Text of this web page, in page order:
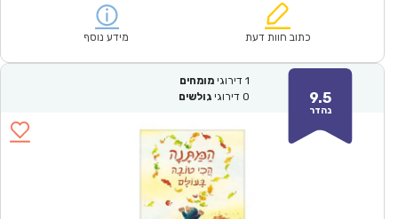
₪57.00.
הוא:
כתוב חוות דעת מידע נוסף
9.5
נהדר
1 דירוגי מומחים
0 דירוגי גולשים